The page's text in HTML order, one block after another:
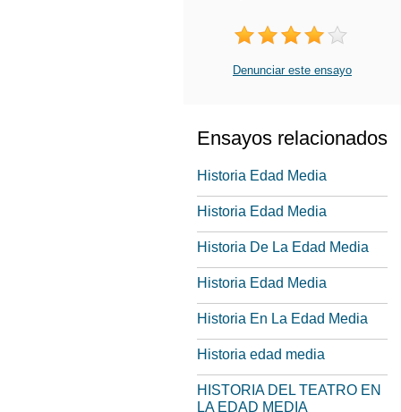
Denunciar este ensayo
Ensayos relacionados
Historia Edad Media
Historia Edad Media
Historia De La Edad Media
Historia Edad Media
Historia En La Edad Media
Historia edad media
HISTORIA DEL TEATRO EN
LA EDAD MEDIA